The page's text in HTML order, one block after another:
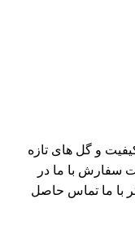
و گل های تازه
سفارش با ما در
با ما تماس حاصل